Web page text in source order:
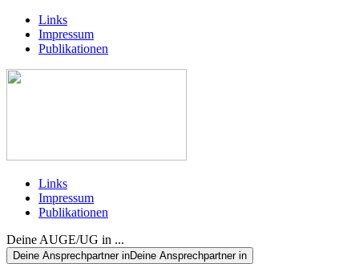
Links
Impressum
Publikationen
Links
Impressum
Publikationen
Deine AUGE/UG in ...
Deine Ansprechpartner inDeine Ansprechpartner in